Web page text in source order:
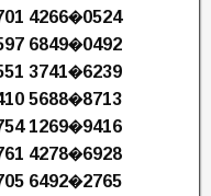
4266�0524
6849�0492
3741�6239
5688�8713
1269�9416
4278�6928
6492�2765